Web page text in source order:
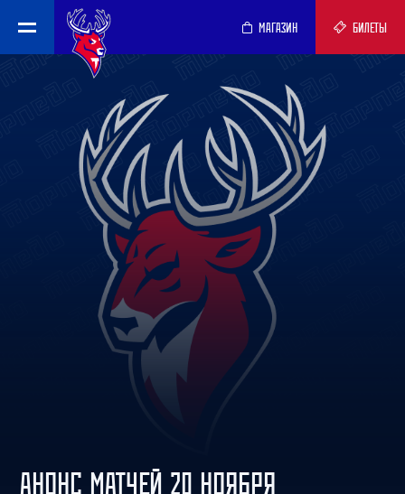
МАГАЗИН БИЛЕТЫ
АНОНС МАТЧЕЙ 20 НОЯБРЯ